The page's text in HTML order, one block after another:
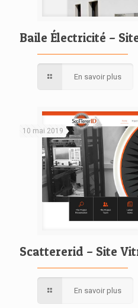
Baile Électricité –
En savoir plus
10 mai 2019
Scattererid – Site
En savoir plus